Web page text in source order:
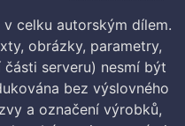
celku autorským dílem.
obrázky, parametry,
serveru) nesmí být
bez výslovného
a označení výrobků,